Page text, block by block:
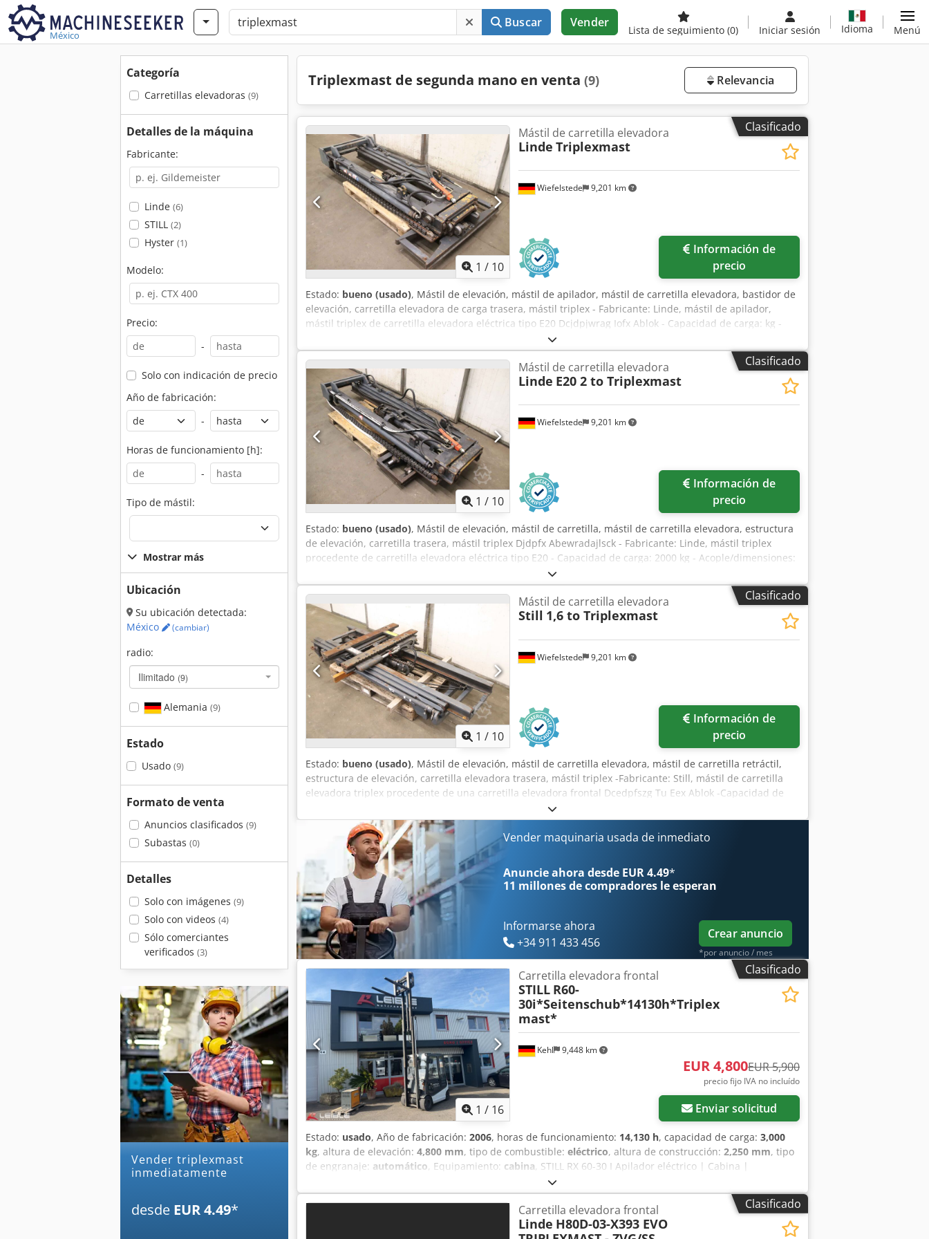
México
Buscar Vender
Lista de seguimiento (0) Iniciar sesión Idioma Menú
Categoría
Carretillas elevadoras (9)
Detalles de la máquina
Fabricante:
Linde (6)
STILL (2)
Hyster (1)
Modelo:
Precio:
-
Solo con indicación de precio
Año de fabricación:
-
Horas de funcionamiento [h]:
-
Tipo de mástil:
Mostrar más
Ubicación
Su ubicación detectada:
México
(cambiar)
radio:
Ilimitado (9)
Alemania (9)
Estado
Usado (9)
Formato de venta
Anuncios clasificados (9)
Subastas (0)
Detalles
Solo con imágenes (9)
Solo con videos (4)
Sólo comerciantes
verificados (3)
Vender triplexmast
inmediatamente
desde EUR 4.49*
Triplexmast de segunda mano en venta (9) Relevancia
Clasificado
1 / 10
Wiefelstede 9,201 km
Mástil de carretilla elevadora
Linde Triplexmast
precio
Estado: bueno (usado), Mástil de elevación, mástil de apilador, mástil de carretilla elevadora, bastidor de
elevación, carretilla elevadora de carga trasera, mástil triplex - Fabricante: Linde, mástil de apilador,
mástil triplex de carretilla elevadora eléctrica tipo E20 Dcjdpjwrag Iofx Ablok - Capacidad de carga: kg -
Montaje/Dimensiones: ver fotos/dibujo técnico - Dimensiones: 2230/1150/Al. 375 mm - Peso: 920 kg
Clasificado
1 / 10
Wiefelstede 9,201 km
Mástil de carretilla elevadora
Linde E20 2 to Triplexmast
precio
Estado: bueno (usado), Mástil de elevación, mástil de carretilla, mástil de carretilla elevadora, estructura
de elevación, carretilla trasera, mástil triplex Djdpfx Abewradajlsck - Fabricante: Linde, mástil triplex
procedente de carretilla elevadora eléctrica tipo E20 - Capacidad de carga: 2000 kg - Acople/dimensiones:
ver fotos / plano técnico - Dimensiones: 2530/1150/H415 mm - Peso: 1070 kg
Clasificado
1 / 10
Wiefelstede 9,201 km
Mástil de carretilla elevadora
Still 1,6 to Triplexmast
precio
Estado: bueno (usado), Mástil de elevación, mástil de carretilla elevadora, mástil de carretilla retráctil,
estructura de elevación, carretilla elevadora trasera, mástil triplex -Fabricante: Still, mástil de carretilla
elevadora triplex procedente de una carretilla elevadora frontal Dcedpfszg Tu Eex Ablok -Capacidad de
carga: 1600 kg -Anclaje/dimensiones: ver fotos/dibujo técnico -Dimensiones: 1940/1050/A350 mm -Peso:
573 kg
Vender maquinaria usada de inmediato
Anuncie ahora desde EUR 4.49*
11 millones de compradores le esperan
Informarse ahora
+34 911 433 456
Crear anuncio
*por anuncio / mes
Clasificado
1 / 16
Kehl 9,448 km
Carretilla elevadora frontal
STILL R60-
30i*Seitenschub*14130h*Triplex
mast*
EUR 4,800EUR 5,900
precio fijo IVA no incluído
Enviar solicitud
Estado: usado, Año de fabricación: 2006, horas de funcionamiento: 14,130 h, capacidad de carga: 3,000
kg, altura de elevación: 4,800 mm, tipo de combustible: eléctrico, altura de construcción: 2,250 mm, tipo
de engranaje: automático, Equipamiento: cabina, STILL RX 60-30 I Apilador eléctrico | Cabina |
Desplazador lateral | Cargador Número de fábrica: 516039008489 -- GENERAL -- - Fabricante: STILL -
Modelo: RX 60-30 I - Año de fabricación: 2006 - Horas de funcionamiento: 14.130 h - Tracción eléctrica -
Batería de 80 V -- PESOS -- - Capacidad de carga: 3.000 kg - Peso en vacío: 3.362 kg - Peso bruto admisible:
8.560 kg -- MÁSTIL / EQUIPOS -- - Mástil dúplex - Elevación libre: 160 mm - Altura de elevación: 4.800 mm -
Clasificado
Carretilla elevadora frontal
Linde H80D-03-X393 EVO